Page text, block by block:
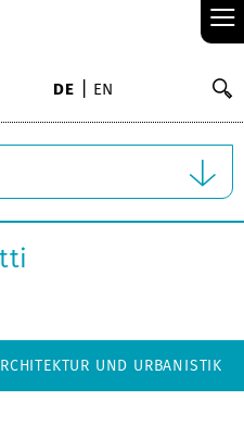
≡
DE EN
UND URBANISTIK